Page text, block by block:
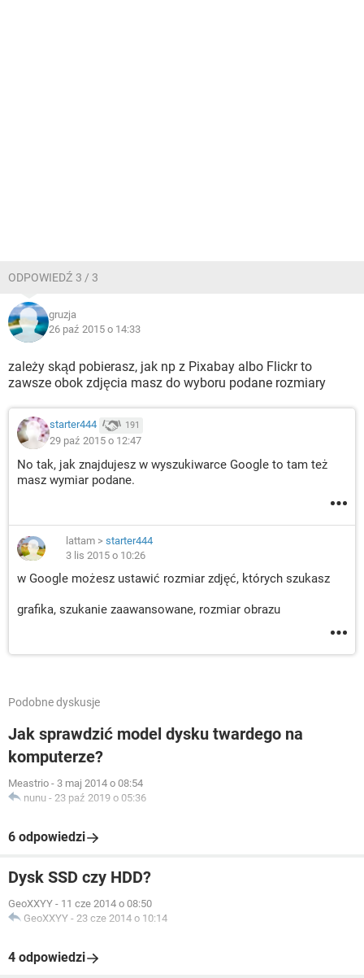
ODPOWIEDŹ 3 / 3
gruzja
26 paź 2015 o 14:33
zależy skąd pobierasz, jak np z Pixabay albo Flickr to
zawsze obok zdjęcia masz do wyboru podane rozmiary
starter444 191
29 paź 2015 o 12:47
No tak, jak znajdujesz w wyszukiwarce Google to tam też
masz wymiar podane.
lattam > starter444
3 lis 2015 o 10:26
w Google możesz ustawić rozmiar zdjęć, których szukasz
grafika, szukanie zaawansowane, rozmiar obrazu
Podobne dyskusje
Jak sprawdzić model dysku twardego na
komputerze?
Meastrio - 3 maj 2014 o 08:54
nunu - 23 paź 2019 o 05:36
6 odpowiedzi
Dysk SSD czy HDD?
GeoXXYY - 11 cze 2014 o 08:50
GeoXXYY - 23 cze 2014 o 10:14
4 odpowiedzi